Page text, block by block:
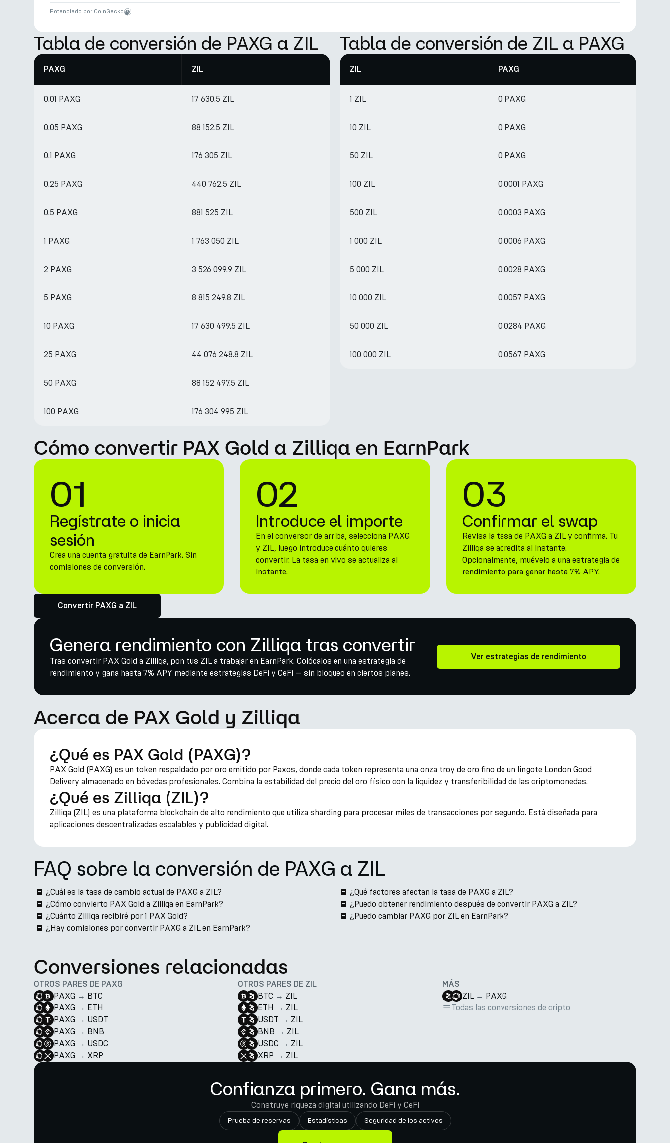
Potenciado por CoinGecko
Tabla de conversión de PAXG a ZIL
PAXG ZIL
0.01 PAXG 17 630.5 ZIL
0.05 PAXG 88 152.5 ZIL
0.1 PAXG 176 305 ZIL
0.25 PAXG 440 762.5 ZIL
0.5 PAXG 881 525 ZIL
1 PAXG 1 763 050 ZIL
2 PAXG 3 526 099.9 ZIL
5 PAXG 8 815 249.8 ZIL
10 PAXG 17 630 499.5 ZIL
25 PAXG 44 076 248.8 ZIL
50 PAXG 88 152 497.5 ZIL
100 PAXG 176 304 995 ZIL
Tabla de conversión de ZIL a PAXG
ZIL PAXG
1 ZIL 0 PAXG
10 ZIL 0 PAXG
50 ZIL 0 PAXG
100 ZIL 0.0001 PAXG
500 ZIL 0.0003 PAXG
1 000 ZIL 0.0006 PAXG
5 000 ZIL 0.0028 PAXG
10 000 ZIL 0.0057 PAXG
50 000 ZIL 0.0284 PAXG
100 000 ZIL 0.0567 PAXG
Cómo convertir PAX Gold a Zilliqa en EarnPark
01
Regístrate o inicia
sesión
Crea una cuenta gratuita de EarnPark. Sin
comisiones de conversión.
02
Introduce el importe
En el conversor de arriba, selecciona PAXG
y ZIL, luego introduce cuánto quieres
convertir. La tasa en vivo se actualiza al
instante.
03
Confirmar el swap
Revisa la tasa de PAXG a ZIL y confirma. Tu
Zilliqa se acredita al instante.
Opcionalmente, muévelo a una estrategia de
rendimiento para ganar hasta 7% APY.
Convertir PAXG a ZIL
Genera rendimiento con Zilliqa tras convertir
Tras convertir PAX Gold a Zilliqa, pon tus ZIL a trabajar en EarnPark. Colócalos en una estrategia de
rendimiento y gana hasta 7% APY mediante estrategias DeFi y CeFi — sin bloqueo en ciertos planes.
Ver estrategias de rendimiento
Acerca de PAX Gold y Zilliqa
¿Qué es PAX Gold (PAXG)?
PAX Gold (PAXG) es un token respaldado por oro emitido por Paxos, donde cada token representa una onza troy de oro fino de un lingote London Good
Delivery almacenado en bóvedas profesionales. Combina la estabilidad del precio del oro físico con la liquidez y transferibilidad de las criptomonedas.
¿Qué es Zilliqa (ZIL)?
Zilliqa (ZIL) es una plataforma blockchain de alto rendimiento que utiliza sharding para procesar miles de transacciones por segundo. Está diseñada para
aplicaciones descentralizadas escalables y publicidad digital.
FAQ sobre la conversión de PAXG a ZIL
¿Cuál es la tasa de cambio actual de PAXG a ZIL?
¿Cómo convierto PAX Gold a Zilliqa en EarnPark?
¿Cuánto Zilliqa recibiré por 1 PAX Gold?
¿Hay comisiones por convertir PAXG a ZIL en EarnPark?
¿Qué factores afectan la tasa de PAXG a ZIL?
¿Puedo obtener rendimiento después de convertir PAXG a ZIL?
¿Puedo cambiar PAXG por ZIL en EarnPark?
Conversiones relacionadas
OTROS PARES DE PAXG
PAXG → BTC
PAXG → ETH
PAXG → USDT
PAXG → BNB
PAXG → USDC
PAXG → XRP
OTROS PARES DE ZIL
BTC → ZIL
ETH → ZIL
USDT → ZIL
BNB → ZIL
USDC → ZIL
XRP → ZIL
MÁS
ZIL → PAXG
Todas las conversiones de cripto
Confianza primero. Gana más.
Construye riqueza digital utilizando DeFi y CeFi
Prueba de reservas Estadísticas Seguridad de los activos